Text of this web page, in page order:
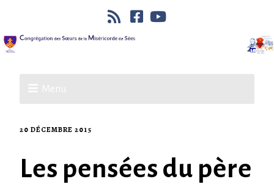
20 DÉCEMBRE 2015
Les pensées du père